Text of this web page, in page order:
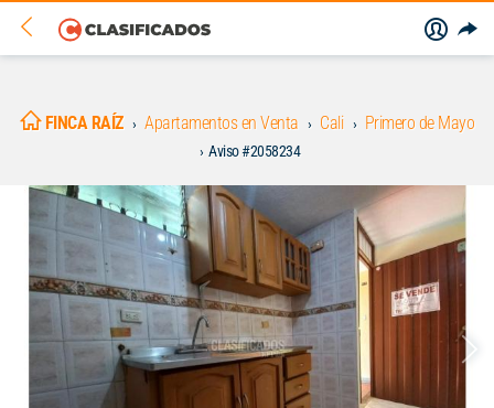
FINCA RAÍZ Apartamentos en Venta Cali Primero de Mayo
Aviso #2058234